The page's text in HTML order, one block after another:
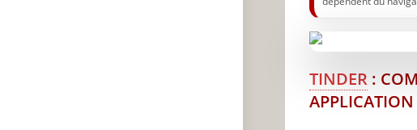
COMMENT
TINDER :
APPLICATION